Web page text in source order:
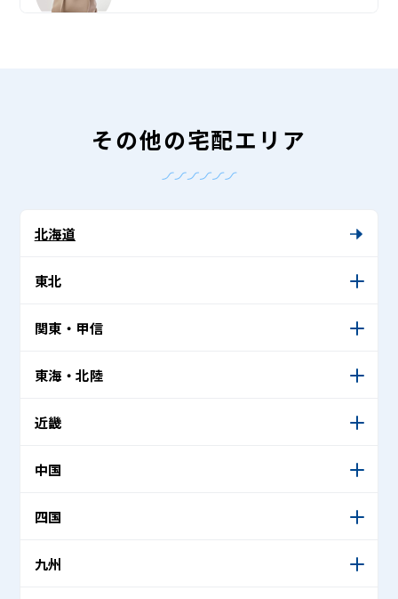
その他の宅配エリア
北海道
東北
関東・甲信
東海・北陸
近畿
中国
四国
九州